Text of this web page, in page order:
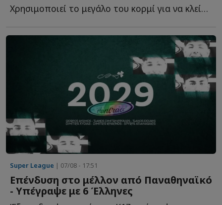
Χρησιμοποιεί το μεγάλο του κορμί για να κλείσει χώρους, ν...
Super League | 07/08 - 17:51
Επένδυση στο μέλλον από Παναθηναϊκό
- Υπέγραψε με 6 Έλληνες